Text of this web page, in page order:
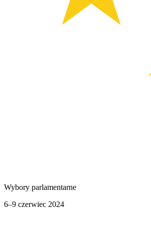
Wybory parlamentarne
6–9 czerwiec 2024